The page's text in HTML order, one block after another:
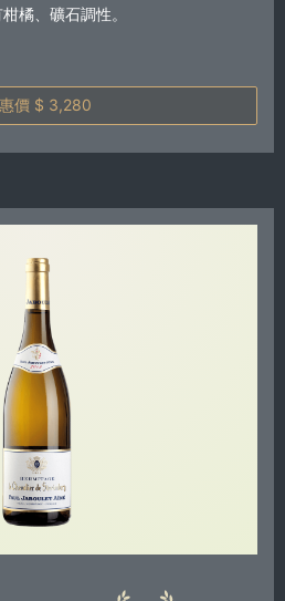
橘、礦石調性。
優惠價 $ 3,280